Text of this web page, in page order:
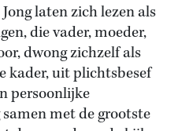
laten zich lezen als
die vader, moeder,
dwong zichzelf als
kader, uit plichtsbesef
persoonlijke
met de grootste